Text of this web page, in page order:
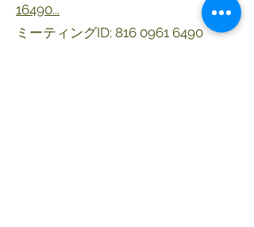
16490...
ミーティングID: 816 0961 6490